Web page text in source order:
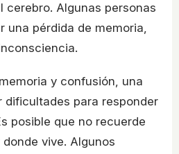
cerebro. Algunas personas
una pérdida de memoria,
y confusión, una
dificultades para responder
posible que no recuerde
vive. Algunos